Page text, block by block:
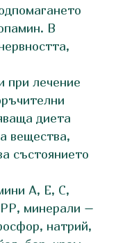
В
при лечение
диета
вещества,
състоянието
А, Е, С,
минерали –
натрий,